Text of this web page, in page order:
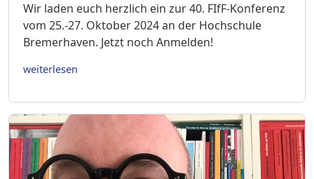
Wir laden euch herzlich ein zur 40. FIfF-Konferenz
vom 25.-27. Oktober 2024 an der Hochschule
Bremerhaven. Jetzt noch Anmelden!
weiterlesen